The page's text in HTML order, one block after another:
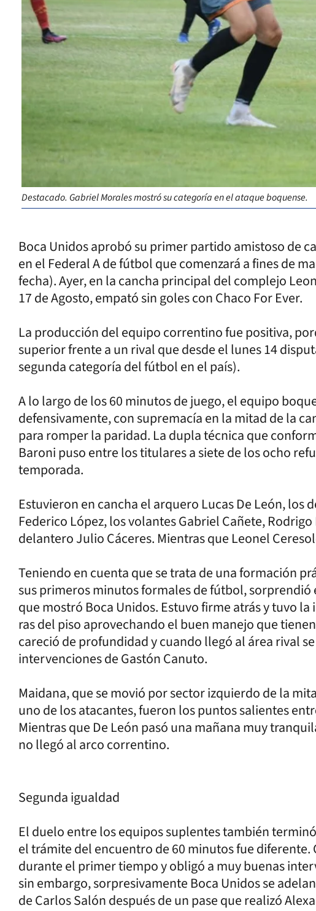
Destacado. Gabriel Morales mostró su categoría en el ataque boquense.
Boca Unidos aprobó su primer partido amistoso de
en el Federal A de fútbol que comenzará a fines de
fecha). Ayer, en la cancha principal del complejo
17 de Agosto, empató sin goles con Chaco For Ever.
La producción del equipo correntino fue positiva,
superior frente a un rival que desde el lunes 14
segunda categoría del fútbol en el país).
A lo largo de los 60 minutos de juego, el equipo
defensivamente, con supremacía en la mitad de la
para romper la paridad. La dupla técnica que
Baroni puso entre los titulares a siete de los ocho
temporada.
Estuvieron en cancha el arquero Lucas De León, los
Federico López, los volantes Gabriel Cañete,
delantero Julio Cáceres. Mientras que Leonel
Teniendo en cuenta que se trata de una formación
sus primeros minutos formales de fútbol,
que mostró Boca Unidos. Estuvo firme atrás y tuvo
ras del piso aprovechando el buen manejo que
careció de profundidad y cuando llegó al área rival
intervenciones de Gastón Canuto.
Maidana, que se movió por sector izquierdo de la
uno de los atacantes, fueron los puntos salientes
Mientras que De León pasó una mañana muy
no llegó al arco correntino.
Segunda igualdad
El duelo entre los equipos suplentes también
el trámite del encuentro de 60 minutos fue diferente.
durante el primer tiempo y obligó a muy buenas
sin embargo, sorpresivamente Boca Unidos se
de Carlos Salón después de un pase que realizó